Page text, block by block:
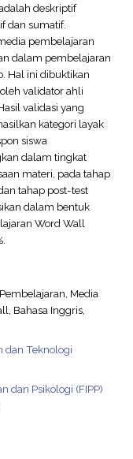
deskriptif
dan sumatif.
pembelajaran
dalam pembelajaran
Hal ini dibuktikan
validator ahli
validasi yang
kategori layak
siswa
dalam tingkat
materi, pada tahap
tahap post-test
dalam bentuk
Word Wall
Media
Bahasa Inggris,
dan Teknologi
dan Psikologi (FIPP)